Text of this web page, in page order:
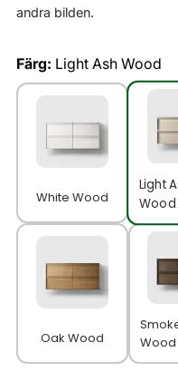
andra bilden.
Färg: Light Ash Wood
White Wood
Light
Wood
Oak Wood
Wood